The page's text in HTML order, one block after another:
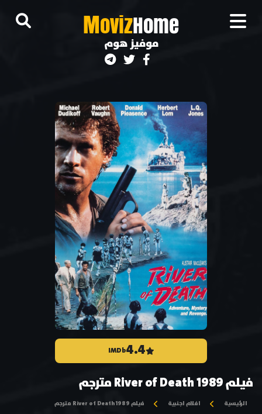
MovizHome
موفيز هوم
4.4
IMDb
فيلم River of Death 1989 مترجم
الرئيسية افلام اجنبية فيلم River of Death 1989 مترجم